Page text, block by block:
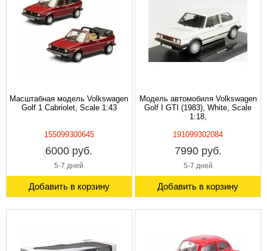
Масштабная модель Volkswagen
Golf 1 Cabriolet, Scale 1:43
155099300645
6000 руб.
5-7 дней
Добавить в корзину
Модель автомобиля Volkswagen
Golf I GTI (1983), White, Scale
1:18,
191099302084
7990 руб.
5-7 дней
Добавить в корзину